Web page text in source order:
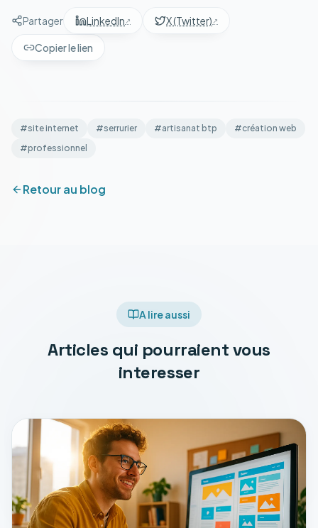
Partager LinkedIn X (Twitter)
Copier le lien
#site internet #serrurier #artisanat btp #création web
#professionnel
Retour au blog
A lire aussi
Articles qui pourraient vous
interesser